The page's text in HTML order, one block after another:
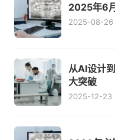
2025年6
2025-08-26
从AI设计
大突破
2025-12-23